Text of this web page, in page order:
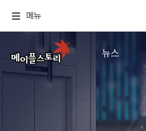
메뉴
뉴스
업데이트
이벤트